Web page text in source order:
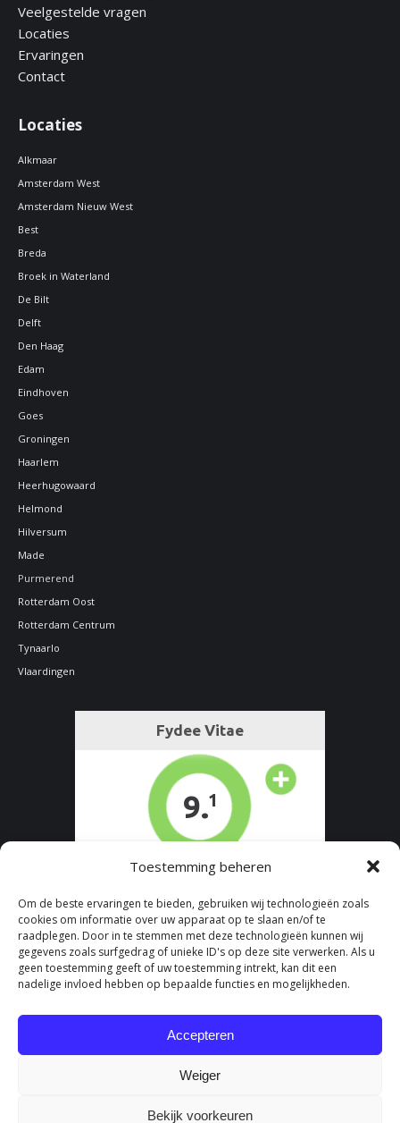
Toestemming beheren
Om de beste ervaringen te bieden, gebruiken wij technologieën zoals
cookies om informatie over uw apparaat op te slaan en/of te
raadplegen. Door in te stemmen met deze technologieën kunnen wij
gegevens zoals surfgedrag of unieke ID's op deze site verwerken. Als u
geen toestemming geeft of uw toestemming intrekt, kan dit een
nadelige invloed hebben op bepaalde functies en mogelijkheden.
Accepteren
Weiger
Bekijk voorkeuren
Veelgestelde vragen
Locaties
Ervaringen
Contact
Locaties
Alkmaar
Amsterdam West
Amsterdam Nieuw West
Best
Breda
Broek in Waterland
De Bilt
Delft
Den Haag
Edam
Eindhoven
Goes
Groningen
Haarlem
Heerhugowaard
Helmond
Hilversum
Made
Purmerend
Rotterdam Oost
Rotterdam Centrum
Tynaarlo
Vlaardingen